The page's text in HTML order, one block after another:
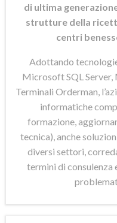
di ultima
strutture della
centri
Adottando
Microsoft SQL
Terminali Orderman,
informatiche
formazione,
tecnica), anche
diversi settori,
termini di consulenza